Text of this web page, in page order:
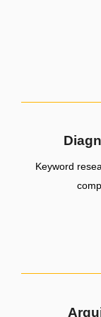
Keyword